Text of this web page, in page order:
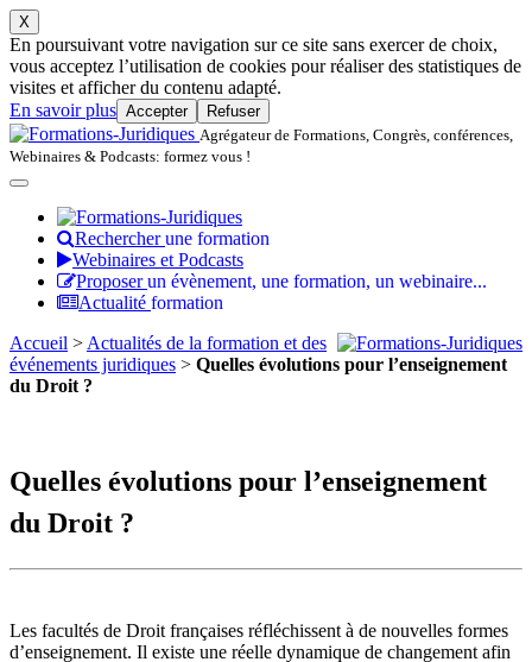
X
En poursuivant votre navigation sur ce site sans exercer de choix,
vous acceptez l’utilisation de cookies pour réaliser des statistiques de
visites et afficher du contenu adapté.
En savoir plus Accepter
Refuser
Agrégateur de Formations, Congrès, conférences,
Webinaires & Podcasts: formez vous !
Rechercherune formation
Webinaires et Podcasts
Proposerun évènement, une formation, un webinaire...
Actualité formation
Accueil > Actualités de la formation et des
événements juridiques > Quelles évolutions pour l’enseignement
du Droit ?
Quelles évolutions pour l’enseignement
du Droit ?
Les facultés de Droit françaises réfléchissent à de nouvelles formes
d’enseignement. Il existe une réelle dynamique de changement afin